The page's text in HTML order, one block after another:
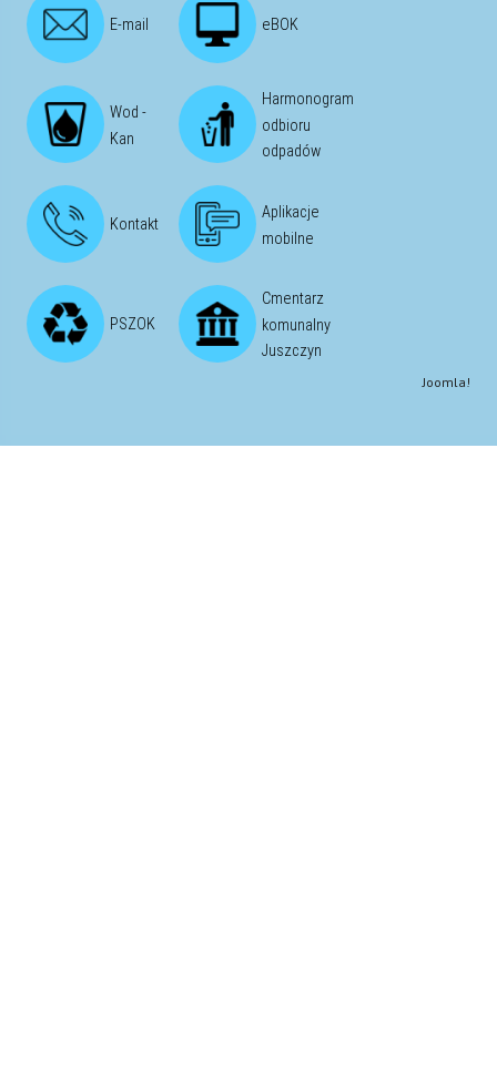
E-mail eBOK
Wod -
Kan
Harmonogram
odbioru
odpadów
Kontakt
Aplikacje
mobilne
PSZOK
Cmentarz
komunalny
Juszczyn
Joomla!